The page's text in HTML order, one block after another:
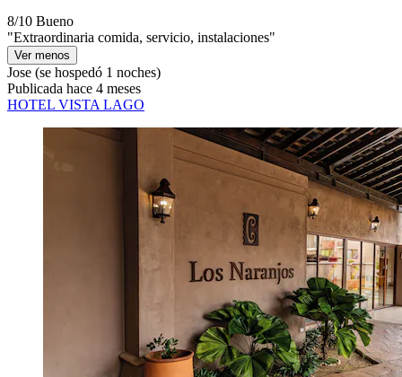
8/10 Bueno
"Extraordinaria comida, servicio, instalaciones"
Ver menos
Jose (se hospedó 1 noches)
Publicada hace 4 meses
HOTEL VISTA LAGO